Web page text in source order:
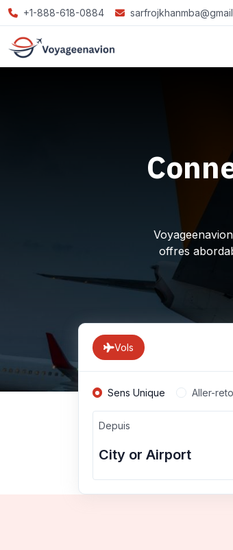
+1-888-618-0884
offres
Vols
Sens Unique Aller-
Depuis